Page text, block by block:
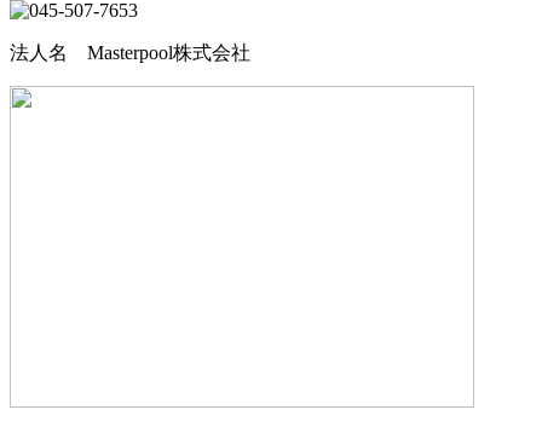
法人名 Masterpool株式会社